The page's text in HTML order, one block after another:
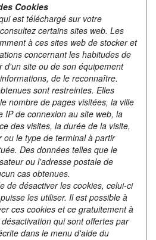
Cookies
est téléchargé sur votre
certains sites web. Les
à ces sites web de stocker et
concernant les habitudes de
d'un site ou de son équipement
de le reconnaître.
sont restreintes. Elles
nombre de pages visitées, la ville
IP de connexion au site web, la
des visites, la durée de la visite,
ou le type de terminal à partir
Des données telles que le
ou l'adresse postale de
cas obtenues.
de désactiver les cookies, celui-ci
les utiliser. Il est possible à
ces cookies et ce gratuitement à
qui sont offertes par
dans le menu d'aide du